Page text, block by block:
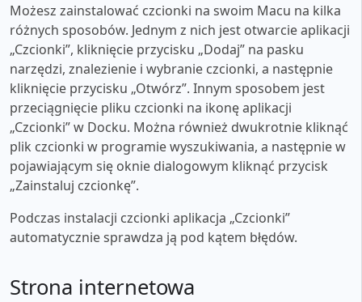
Możesz zainstalować czcionki na swoim Macu na kilka
różnych sposobów. Jednym z nich jest otwarcie aplikacji
„Czcionki”, kliknięcie przycisku „Dodaj” na pasku
narzędzi, znalezienie i wybranie czcionki, a następnie
kliknięcie przycisku „Otwórz”. Innym sposobem jest
przeciągnięcie pliku czcionki na ikonę aplikacji
„Czcionki” w Docku. Można również dwukrotnie kliknąć
plik czcionki w programie wyszukiwania, a następnie w
pojawiającym się oknie dialogowym kliknąć przycisk
„Zainstaluj czcionkę”.
Podczas instalacji czcionki aplikacja „Czcionki”
automatycznie sprawdza ją pod kątem błędów.
Strona internetowa